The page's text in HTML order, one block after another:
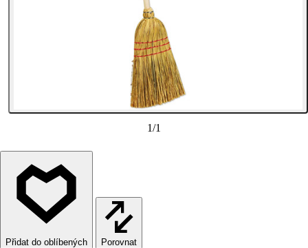
1/1
Porovnat